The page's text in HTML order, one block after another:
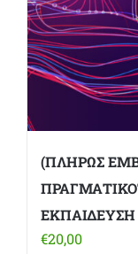
(ΠΛΗΡΩΣ
ΕΚΠΑΙΔΕΥΣΗ
€20,00